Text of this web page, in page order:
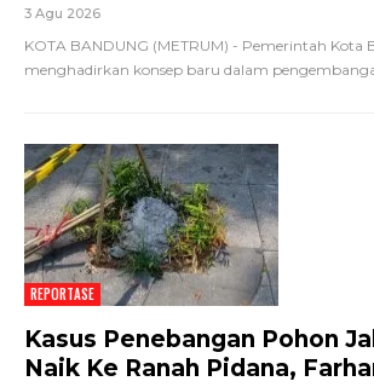
3 Agu 2026
KOTA BANDUNG (METRUM) - Pemerintah Kota
menghadirkan konsep baru dalam
REPORTASE
Kasus Penebangan Pohon
Naik Ke Ranah Pidana,